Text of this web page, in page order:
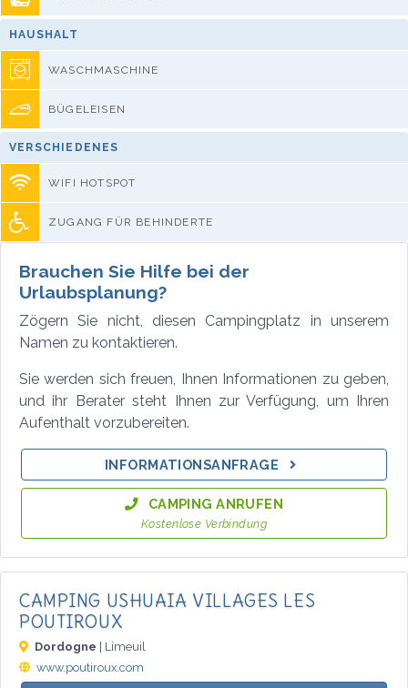
HAUSHALT
WASCHMASCHINE
BÜGELEISEN
VERSCHIEDENES
WIFI HOTSPOT
ZUGANG FÜR BEHINDERTE
Brauchen Sie Hilfe bei der
Urlaubsplanung?
Zögern Sie nicht, diesen Campingplatz in unserem
Namen zu kontaktieren.
Sie werden sich freuen, Ihnen Informationen zu geben,
und ihr Berater steht Ihnen zur Verfügung, um Ihren
Aufenthalt vorzubereiten.
INFORMATIONSANFRAGE
CAMPING ANRUFEN
Kostenlose Verbindung
CAMPING USHUAIA VILLAGES LES
POUTIROUX
Dordogne | Limeuil
www.poutiroux.com